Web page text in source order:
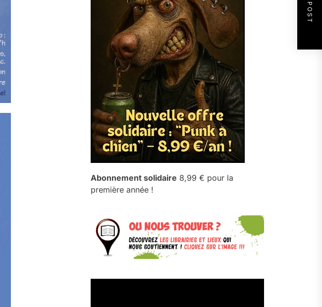
Abonnement solidaire 8,99 € pour la
première année !